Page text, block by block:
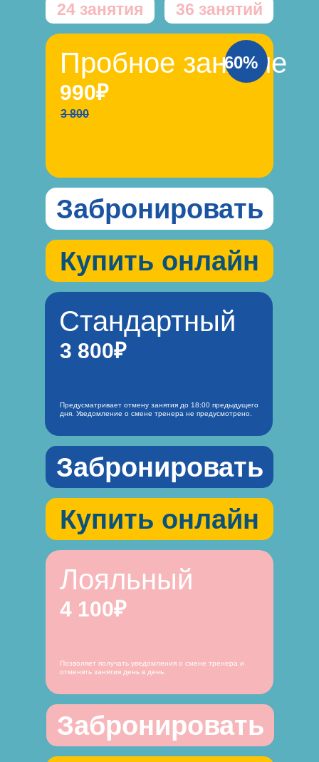
24 занятия 36 занятий
990₽
3 800
Пробное занятие
3 800₽
Стандартный
Забронировать
Купить онлайн
Забронировать
Купить онлайн
-60%
4 100₽
Лояльный
Забронировать
Предусматривает отмену занятия до 18:00 предыдущего
дня. Уведомление о смене тренера не предусмотрено.
Позволяет получать уведомления о смене тренера и
отменять занятия день в день.